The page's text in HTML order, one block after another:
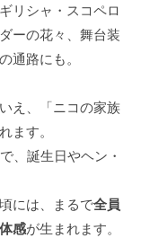
リシャ・スコペロ
ーの花々、舞台装
通路にも。
え、「ニコの家族
ます。
、誕生日やヘン・
には、まるで全員
感が生まれます。